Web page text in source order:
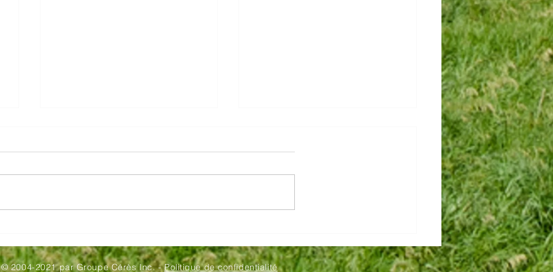
© 2004-2021 par Groupe Cérès Inc. -Politique de confidentialité